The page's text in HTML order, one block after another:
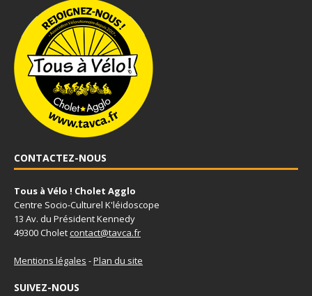
CONTACTEZ-NOUS
Tous à Vélo ! Cholet Agglo
Centre Socio-Culturel K'léidoscope
13 Av. du Président Kennedy
49300 Choletcontact@tavca.fr
Mentions légales -Plan du site
SUIVEZ-NOUS